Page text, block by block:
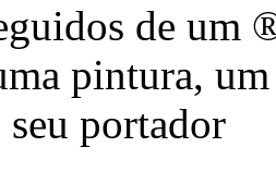
de um
pintura,
portador